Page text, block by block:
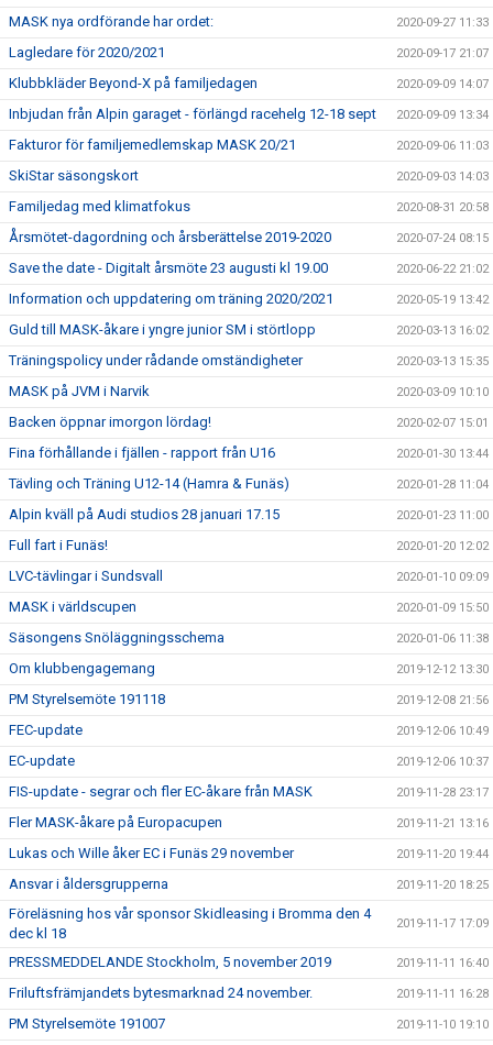
MASK nya ordförande har ordet: 2020-09-27 11:33
Lagledare för 2020/2021 2020-09-17 21:07
Klubbkläder Beyond-X på familjedagen 2020-09-09 14:07
Inbjudan från Alpin garaget - förlängd racehelg 12-18 sept 2020-09-09 13:34
Fakturor för familjemedlemskap MASK 20/21 2020-09-06 11:03
SkiStar säsongskort 2020-09-03 14:03
Familjedag med klimatfokus 2020-08-31 20:58
Årsmötet-dagordning och årsberättelse 2019-2020 2020-07-24 08:15
Save the date - Digitalt årsmöte 23 augusti kl 19.00 2020-06-22 21:02
Information och uppdatering om träning 2020/2021 2020-05-19 13:42
Guld till MASK-åkare i yngre junior SM i störtlopp 2020-03-13 16:02
Träningspolicy under rådande omständigheter 2020-03-13 15:35
MASK på JVM i Narvik 2020-03-09 10:10
Backen öppnar imorgon lördag! 2020-02-07 15:01
Fina förhållande i fjällen - rapport från U16 2020-01-30 13:44
Tävling och Träning U12-14 (Hamra & Funäs) 2020-01-28 11:04
Alpin kväll på Audi studios 28 januari 17.15 2020-01-23 11:00
Full fart i Funäs! 2020-01-20 12:02
LVC-tävlingar i Sundsvall 2020-01-10 09:09
MASK i världscupen 2020-01-09 15:50
Säsongens Snöläggningsschema 2020-01-06 11:38
Om klubbengagemang 2019-12-12 13:30
PM Styrelsemöte 191118 2019-12-08 21:56
FEC-update 2019-12-06 10:49
EC-update 2019-12-06 10:37
FIS-update - segrar och fler EC-åkare från MASK 2019-11-28 23:17
Fler MASK-åkare på Europacupen 2019-11-21 13:16
Lukas och Wille åker EC i Funäs 29 november 2019-11-20 19:44
Ansvar i åldersgrupperna 2019-11-20 18:25
Föreläsning hos vår sponsor Skidleasing i Bromma den 4
dec kl 18
2019-11-17 17:09
PRESSMEDDELANDE Stockholm, 5 november 2019 2019-11-11 16:40
Friluftsfrämjandets bytesmarknad 24 november. 2019-11-11 16:28
PM Styrelsemöte 191007 2019-11-10 19:10